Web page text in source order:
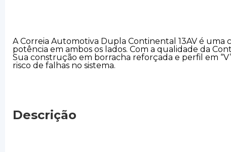
A Correia Automotiva Dupla Continental 13AV é uma
potência em ambos os lados. Com a qualidade da
Sua construção em borracha reforçada e perfil em
risco de falhas no sistema.
Descrição